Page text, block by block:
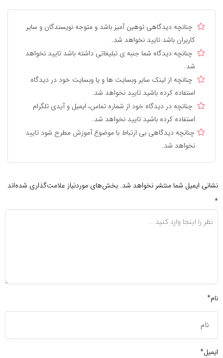
چنانچه دیدگاهی توهین آمیز باشد و متوجه نویسندگان و سایر
کاربران باشد تایید نخواهد شد.
چنانچه دیدگاه شما جنبه ی تبلیغاتی داشته باشد تایید نخواهد
شد.
چنانچه از لینک سایر وبسایت ها و یا وبسایت خود در دیدگاه
استفاده کرده باشید تایید نخواهد شد.
چنانچه در دیدگاه خود از شماره تماس، ایمیل و آیدی تلگرام
استفاده کرده باشید تایید نخواهد شد.
چنانچه دیدگاهی بی ارتباط با موضوع آموزش مطرح شود تایید
نخواهد شد.
نشانی ایمیل شما منتشر نخواهد شد. بخش‌های موردنیاز علامت‌گذاری شده‌اند
*
نام*
ایمیل*